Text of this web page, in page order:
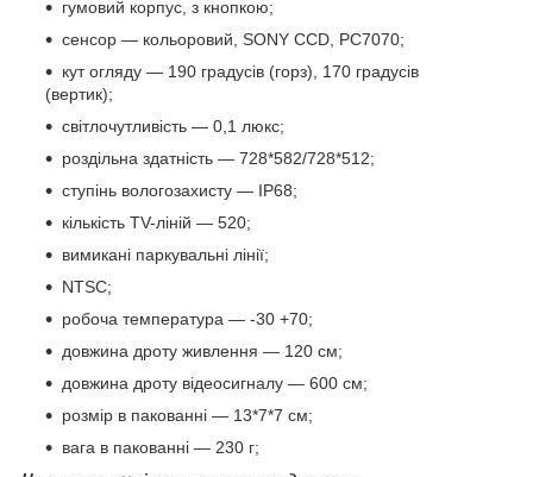
гумовий корпус, з кнопкою;
сенсор — кольоровий, SONY CCD, PC7070;
кут огляду — 190 градусів (горз), 170 градусів
(вертик);
світлочутливість — 0,1 люкс;
роздільна здатність — 728*582/728*512;
ступінь вологозахисту — IP68;
кількість TV-ліній — 520;
вимикані паркувальні лінії;
NTSC;
робоча температура — -30 +70;
довжина дроту живлення — 120 см;
довжина дроту відеосигналу — 600 см;
розмір в пакованні — 13*7*7 см;
вага в пакованні — 230 г;